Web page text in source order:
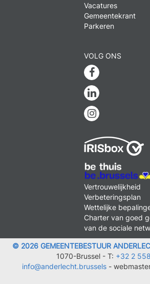
Vacatures
Gemeentekrant
Parkeren
VOLG ONS
Facebook
Linkedin
Instagram
MENU
FOOTER
LEGAL
Vertrouwelijkheid
Verbeteringsplan
Wettelijke
Charter van goed
van de sociale
© 2026 GEMEENTEBESTUUR
1070-Brussel - T: +32 2
info@anderlecht.brussels-